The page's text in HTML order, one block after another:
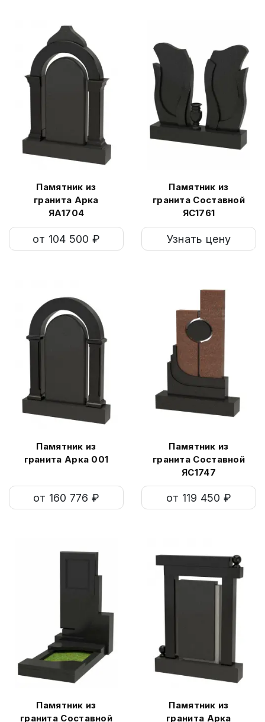
Памятник из
гранита Арка
ЯА1704
от 104 500 ₽
Памятник из
гранита Составной
ЯС1761
Узнать цену
Памятник из
гранита Арка 001
от 160 776 ₽
Памятник из
гранита Составной
ЯС1747
от 119 450 ₽
Памятник из
гранита Составной
Памятник из
гранита Арка